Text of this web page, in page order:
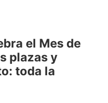
el Mes de
plazas y
toda la